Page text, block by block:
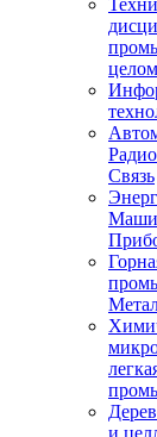
целом
Связь
и